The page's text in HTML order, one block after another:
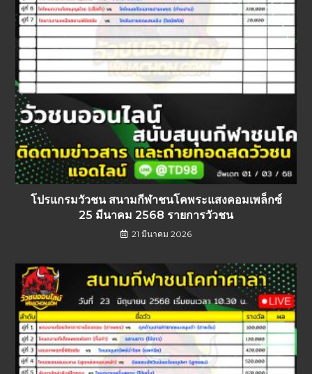
โปรแกรมวัวชน สนามกีฬาชนโคพระแสงคอมเพล็กซ์
25 มีนาคม 2568 รายการวัวชน
21 มีนาคม 2026